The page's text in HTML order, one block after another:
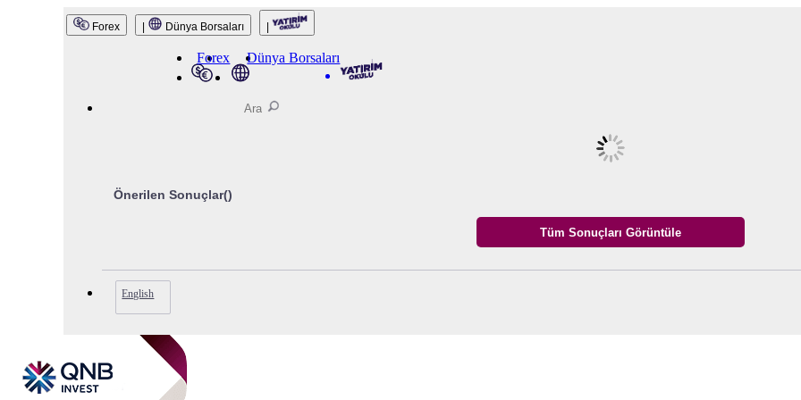
QNB Invest
Forex Dünya Borsaları
Forex Dünya Borsaları
Önerilen Sonuçlar()
English